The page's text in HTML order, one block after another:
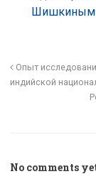
Шишкиным
Опыт
индийской
No comments